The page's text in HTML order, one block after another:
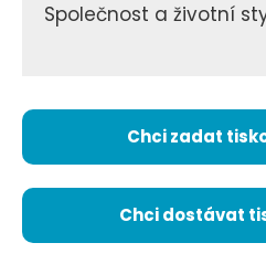
Společnost a životní
Chci zadat
Chci dostávat